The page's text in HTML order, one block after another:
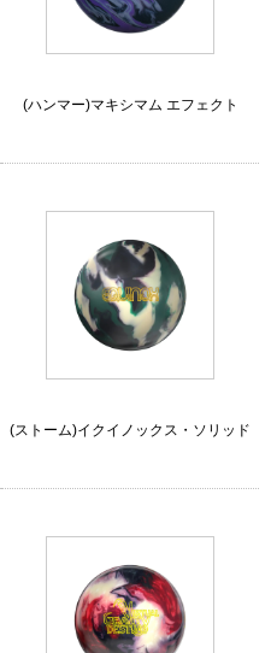
(ハンマー)マキシマム エフェクト
(ストーム)イクイノックス・ソリッド